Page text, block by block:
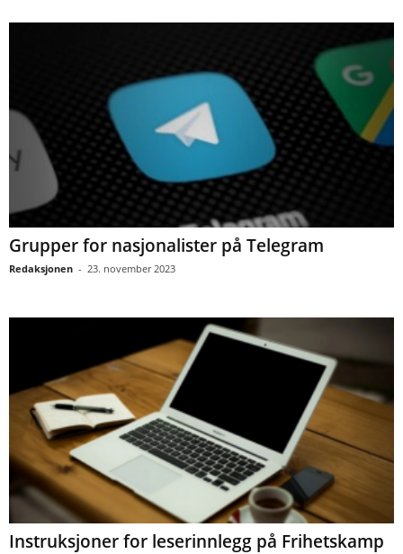
Grupper for nasjonalister på Telegram
Redaksjonen - 23. november 2023
Instruksjoner for leserinnlegg på Frihetskamp